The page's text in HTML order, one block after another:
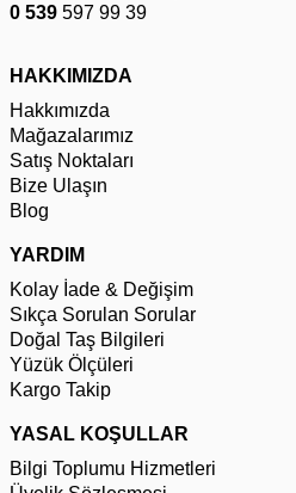
0 539 597 99 39
HAKKIMIZDA
Hakkımızda
Mağazalarımız
Satış Noktaları
Bize Ulaşın
Blog
YARDIM
Kolay İade & Değişim
Sıkça Sorulan Sorular
Doğal Taş Bilgileri
Yüzük Ölçüleri
Kargo Takip
YASAL KOŞULLAR
Bilgi Toplumu Hizmetleri